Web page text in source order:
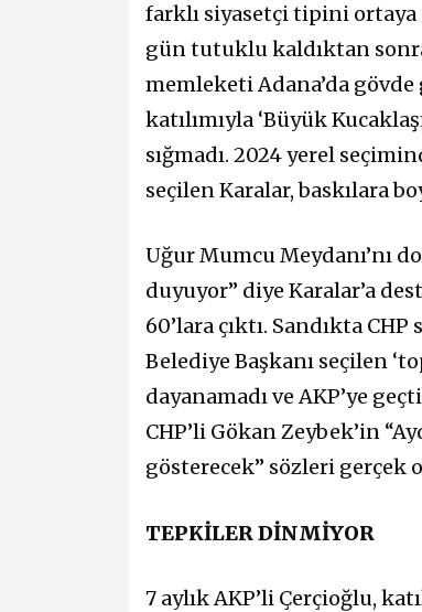
farklı siyasetçi tipini ortaya
gün tutuklu kaldıktan
memleketi Adana’da gövde
katılımıyla ‘Büyük
sığmadı. 2024 yerel
seçilen Karalar, baskılara
Uğur Mumcu Meydanı’nı
duyuyor” diye Karalar’a
60’lara çıktı. Sandıkta
Belediye Başkanı seçilen
dayanamadı ve AKP’ye
CHP’li Gökan Zeybek’in
gösterecek” sözleri gerçek
TEPKİLER DİNMİYOR
7 aylık AKP’li Çerçioğlu,